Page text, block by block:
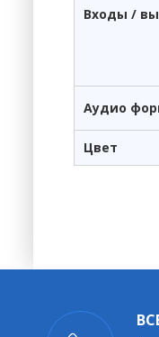
Входы /
Аудио
Цвет